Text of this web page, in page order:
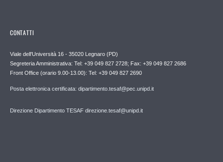
CONTATTI
Viale dell'Università 16 - 35020 Legnaro (PD)
Segreteria Amministrativa: Tel: +39 049 827 2728; Fax: +39 049 827 2686
Front Office (orario 9.00-13.00): Tel: +39 049 827 2690
Posta elettronica certificata: dipartimento.tesaf@pec.unipd.it
Direzione Dipartimento TESAF direzione.tesaf@unipd.it